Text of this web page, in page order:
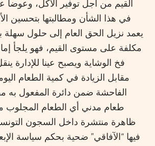
القيم من أجل توفير الأكل، وعوضا
في هذا الشأن ومطالبتها بتحسين
يعمد نزيل الحق العام إلى حلول سهلة
مكلفة على مستوى القيم، فهو يلجأ
فخ الوشاية ويصبح عينا للإدارة
مقابل الزيادة في كمية الطعام
الفاحشة ضمن دائرة المفعول به
طعام مدني أي الطعام المجلوب
ظاهرة منتشرة داخل السجون
فيها “الآفاقي” ضحية بحكم سياسة